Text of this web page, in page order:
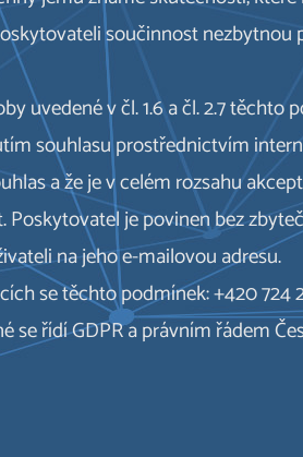
součinnost nezbytnou
uvedené v čl. 1.6 a čl. 2.7 těchto
souhlasu prostřednictvím
a že je v celém rozsahu
je povinen bez
na jeho e-mailovou adresu.
se těchto podmínek: +420 724
řídí GDPR a právním řádem